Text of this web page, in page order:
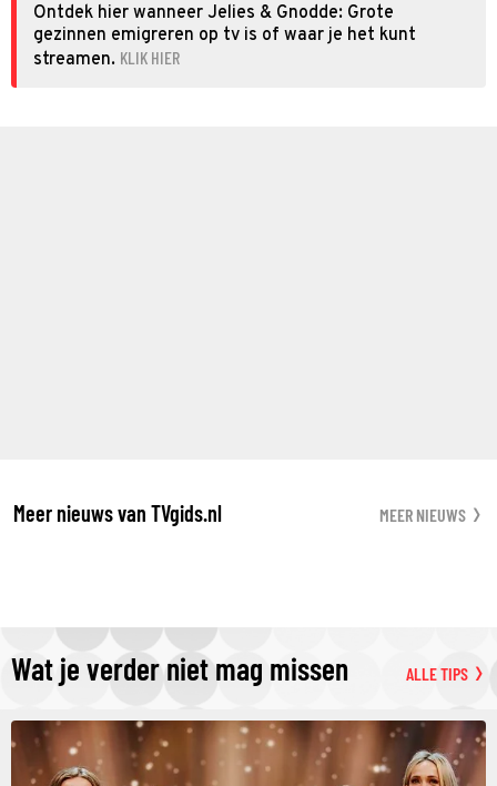
Ontdek hier wanneer Jelies & Gnodde: Grote
gezinnen emigreren op tv is of waar je het kunt
streamen. KLIK HIER
Meer nieuws van TVgids.nl MEER NIEUWS
Wat je verder niet mag missen ALLE TIPS